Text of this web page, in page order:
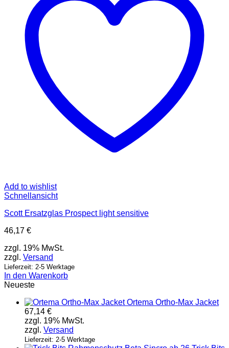
Add to wishlist
Schnellansicht
Scott Ersatzglas Prospect light sensitive
46,17 €
zzgl. 19% MwSt.
zzgl. Versand
Lieferzeit: 2-5 Werktage
In den Warenkorb
Neueste
Ortema Ortho-Max Jacket
67,14 €
zzgl. 19% MwSt.
zzgl. Versand
Lieferzeit: 2-5 Werktage